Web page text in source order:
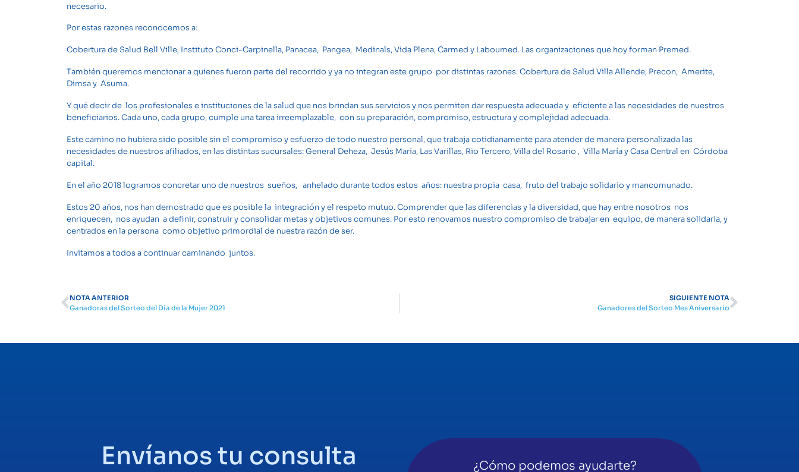
necesario.
Por estas razones reconocemos a:
Cobertura de Salud Bell Ville, Instituto Conci-Carpinella, Panacea, Pangea, Medinals, Vida Plena, Carmed y Laboumed. Las organizaciones que hoy forman Premed.
También queremos mencionar a quienes fueron parte del recorrido y ya no integran este grupo por distintas razones: Cobertura de Salud Villa Allende, Precon, Amerite,
Dimsa y Asuma.
Y qué decir de los profesionales e instituciones de la salud que nos brindan sus servicios y nos permiten dar respuesta adecuada y eficiente a las necesidades de nuestros
beneficiarios. Cada uno, cada grupo, cumple una tarea irreemplazable, con su preparación, compromiso, estructura y complejidad adecuada.
Este camino no hubiera sido posible sin el compromiso y esfuerzo de todo nuestro personal, que trabaja cotidianamente para atender de manera personalizada las
necesidades de nuestros afiliados, en las distintas sucursales: General Deheza, Jesús María, Las Varillas, Rio Tercero, Villa del Rosario , Villa María y Casa Central en Córdoba
capital.
En el año 2018 logramos concretar uno de nuestros sueños, anhelado durante todos estos años: nuestra propia casa, fruto del trabajo solidario y mancomunado.
Estos 20 años, nos han demostrado que es posible la integración y el respeto mutuo. Comprender que las diferencias y la diversidad, que hay entre nosotros nos
enriquecen, nos ayudan a definir, construir y consolidar metas y objetivos comunes. Por esto renovamos nuestro compromiso de trabajar en equipo, de manera solidaria, y
centrados en la persona como objetivo primordial de nuestra razón de ser.
Invitamos a todos a continuar caminando juntos.
NOTA ANTERIOR
Ganadoras del Sorteo del Día de la Mujer 2021
SIGUIENTE NOTA
Ganadores del Sorteo Mes Aniversario
Envíanos tu consulta ¿Cómo podemos ayudarte?